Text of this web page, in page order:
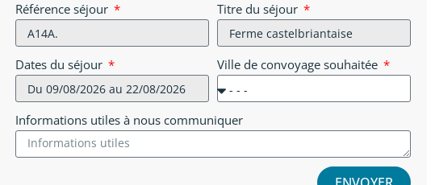
Référence séjour Titre du séjour
Dates du séjour Ville de convoyage souhaitée
Informations utiles à nous communiquer